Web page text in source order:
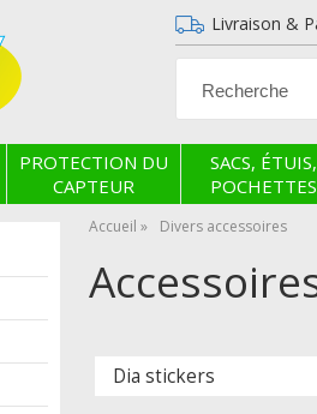
Livraison &
PROTECTION DU
CAPTEUR
SACS, ÉTUIS,
POCHETTES
Accueil Divers accessoires
Dia stickers